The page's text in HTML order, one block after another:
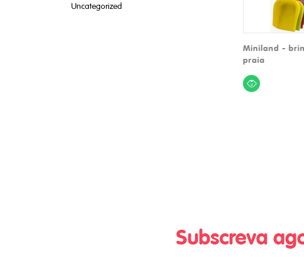
Uncategorized
Miniland -
praia
Subscreva